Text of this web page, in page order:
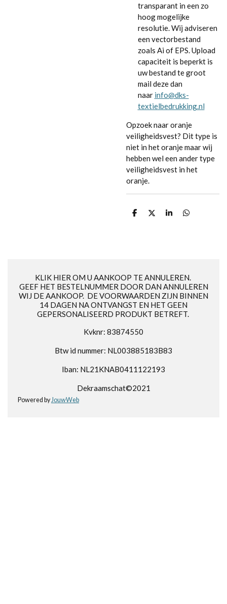
transparant in een zo
hoog mogelijke
resolutie. Wij adviseren
een vectorbestand
zoals Ai of EPS. Upload
capaciteit is beperkt is
uw bestand te groot
mail deze dan
naar info@dks-
textielbedrukking.nl
Opzoek naar oranje
veiligheidsvest? Dit type is
niet in het oranje maar wij
hebben wel een ander type
veiligheidsvest in het
oranje.
D
D
S
D
KLIK HIER OM U AANKOOP TE ANNULEREN.
GEEF HET BESTELNUMMER DOOR DAN ANNULEREN
WIJ DE AANKOOP. DE VOORWAARDEN ZIJN BINNEN
14 DAGEN NA ONTVANGST EN HET GEEN
GEPERSONALISEERD PRODUKT BETREFT.
Kvknr: 83874550
Btw id nummer: NL003885183B83
Iban: NL21KNAB0411122193
Dekraamschat©2021
Powered by JouwWeb